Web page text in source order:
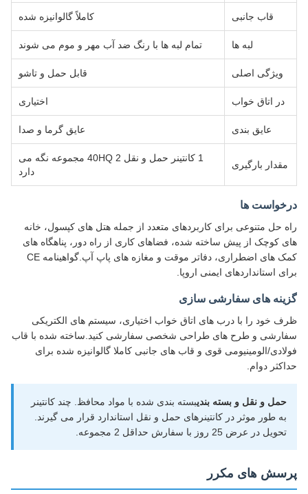
قاب جانبی کاملاً گالوانیزه شده
لبه ها تمام لبه ها با رنگ ضد آب مهر و موم می شوند
ویژگی اصلی قابل حمل و تاشو
در اتاق خواب اختیاری
عایق بندی عایق گرما و صدا
مقدار بارگیری
1 کانتینر حمل و نقل 40HQ 2 مجموعه نگه می
دارد
درخواست ها
راه حل متنوعی برای کاربردهای متعدد از جمله هتل های کپسول، خانه
های کوچک از پیش ساخته شده، فضاهای کاری از راه دور، پناهگاه های
کمک های اضطراری، دفاتر موقت و مغازه های پاپ آپ.گواهینامه CE
برای استانداردهای ایمنی اروپا.
گزینه های سفارشی سازی
ظرف خود را با درب های اتاق خواب اختیاری، سیستم های الکتریکی
سفارشی و طرح های طراحی شخصی سفارشی کنید.ساخته شده با قاب
فولادی/الومینیومی قوی و قاب های جانبی کاملا گالوانیزه شده برای
حداکثر دوام.
حمل و نقل و بسته بندیبسته بندی شده با مواد محافظ. چند کانتینر
به طور موثر در کانتینرهای حمل و نقل استاندارد قرار می گیرند.
تحویل در عرض 25 روز با سفارش حداقل 2 مجموعه.
پرسش های مکرر